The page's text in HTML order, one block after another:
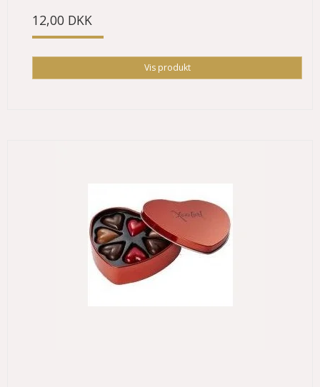
12,00 DKK
Vis produkt